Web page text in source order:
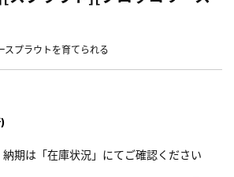
スプラウトを育てられる
納期は「在庫状況」にてご確認ください